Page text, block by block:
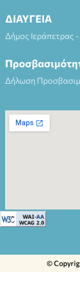
ΔΙΑΥΓΕΙΑ
Δήμος Ιεράπετρας -
Δήλωση
©